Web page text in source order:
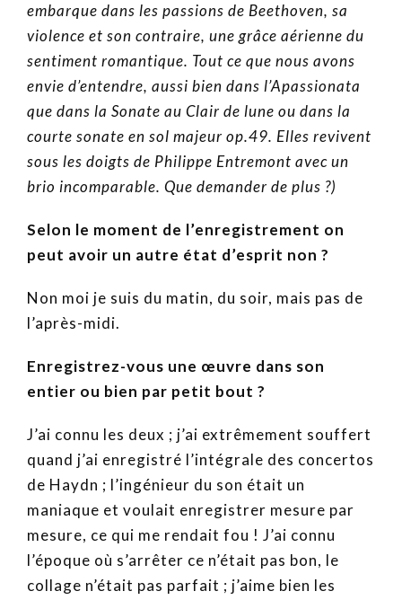
embarque dans les passions de Beethoven, sa
violence et son contraire, une grâce aérienne du
sentiment romantique. Tout ce que nous avons
envie d’entendre, aussi bien dans l’Apassionata
que dans la Sonate au Clair de lune ou dans la
courte sonate en sol majeur op.49. Elles revivent
sous les doigts de Philippe Entremont avec un
brio incomparable. Que demander de plus ?)
Selon le moment de l’enregistrement on
peut avoir un autre état d’esprit non ?
Non moi je suis du matin, du soir, mais pas de
l’après-midi.
Enregistrez-vous une œuvre dans son
entier ou bien par petit bout ?
J’ai connu les deux ; j’ai extrêmement souffert
quand j’ai enregistré l’intégrale des concertos
de Haydn ; l’ingénieur du son était un
maniaque et voulait enregistrer mesure par
mesure, ce qui me rendait fou ! J’ai connu
l’époque où s’arrêter ce n’était pas bon, le
collage n’était pas parfait ; j’aime bien les